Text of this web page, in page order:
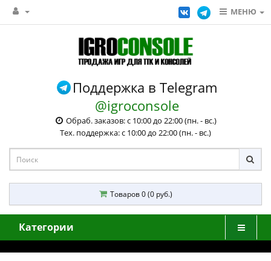
МЕНЮ
Поддержка в Telegram
@igroconsole
Обраб. заказов: с 10:00 до 22:00 (пн. - вс.)
Тех. поддержка: с 10:00 до 22:00 (пн. - вс.)
Товаров 0 (0 руб.)
Категории